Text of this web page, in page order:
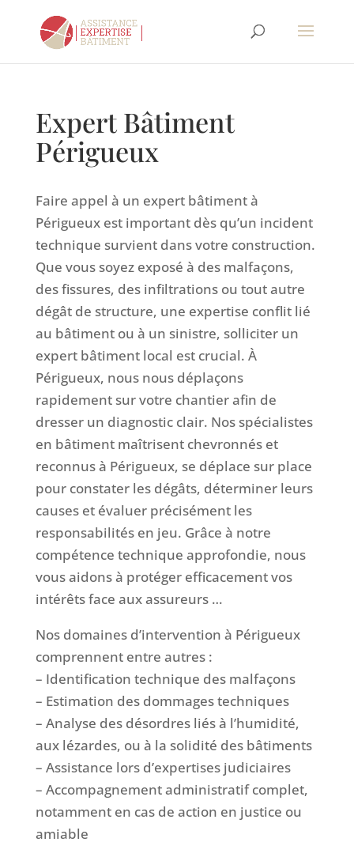
Expert Bâtiment
Périgueux
Faire appel à un expert bâtiment à
Périgueux est important dès qu’un incident
technique survient dans votre construction.
Que vous soyez exposé à des malfaçons,
des fissures, des infiltrations ou tout autre
dégât de structure, une expertise conflit lié
au bâtiment ou à un sinistre, solliciter un
expert bâtiment local est crucial. À
Périgueux, nous nous déplaçons
rapidement sur votre chantier afin de
dresser un diagnostic clair. Nos spécialistes
en bâtiment maîtrisent chevronnés et
reconnus à Périgueux, se déplace sur place
pour constater les dégâts, déterminer leurs
causes et évaluer précisément les
responsabilités en jeu. Grâce à notre
compétence technique approfondie, nous
vous aidons à protéger efficacement vos
intérêts face aux assureurs …
Nos domaines d’intervention à Périgueux
comprennent entre autres :
– Identification technique des malfaçons
– Estimation des dommages techniques
– Analyse des désordres liés à l’humidité,
aux lézardes, ou à la solidité des bâtiments
– Assistance lors d’expertises judiciaires
– Accompagnement administratif complet,
notamment en cas de action en justice ou
amiable